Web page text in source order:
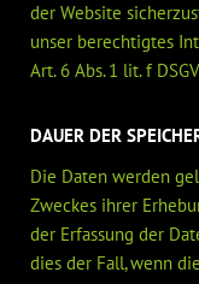
der Website
unser berechtigtes
Art. 6 Abs. 1 lit. f
DAUER DER
Die Daten werden
Zweckes ihrer
der Erfassung der
dies der Fall, wenn